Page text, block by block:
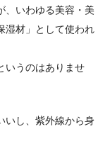
、いわゆる美容・美
湿材」として使われ
いうのはありませ
いし、紫外線から身